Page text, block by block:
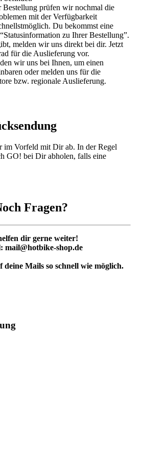
Bestellung prüfen wir nochmal die
mit der Verfügbarkeit
Du bekommst eine
zu Ihrer Bestellung”.
melden wir uns direkt bei dir. Jetzt
für die Auslieferung vor.
wir uns bei Ihnen, um einen
oder melden uns für die
bzw. regionale Auslieferung.
im Vorfeld mit Dir ab. In der Regel
GO! bei Dir abholen, falls eine
Fragen?
dir gerne weiter!
mail@hotbike-shop.de
Mails so schnell wie möglich.